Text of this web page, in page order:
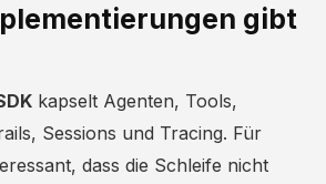
gibt
kapselt Agenten, Tools,
Sessions und Tracing. Für
dass die Schleife nicht